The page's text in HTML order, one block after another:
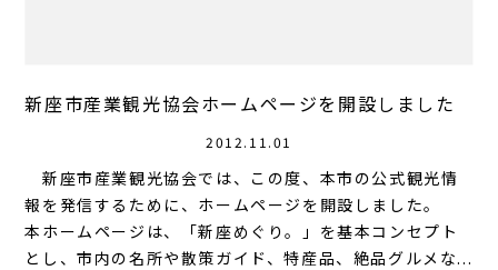
新座市産業観光協会ホームページを開設しました
2012.11.01
新座市産業観光協会では、この度、本市の公式観光情
報を発信するために、ホームページを開設しました。
本ホームページは、「新座めぐり。」を基本コンセプト
とし、市内の名所や散策ガイド、特産品、絶品グルメな...